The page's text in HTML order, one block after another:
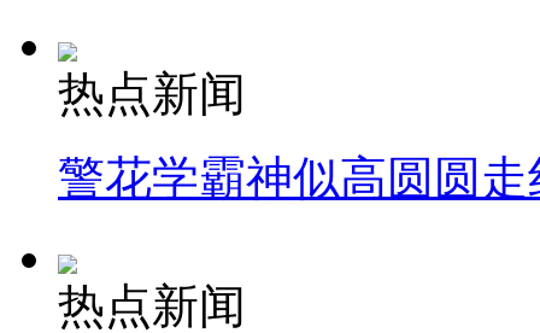
热点新闻
警花学霸神似高圆圆走
热点新闻